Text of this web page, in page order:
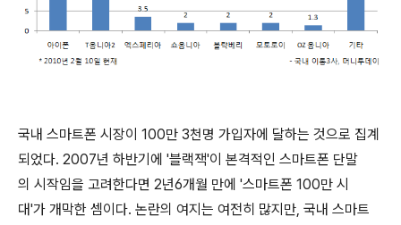
국내 스마트폰 시장이 100만 3천명 가입자에 달하는 것으로 집계
되었다. 2007년 하반기에 '블랙잭'이 본격적인 스마트폰 단말
의 시작임을 고려한다면 2년6개월 만에 '스마트폰 100만 시
대'가 개막한 셈이다. 논란의 여지는 여전히 많지만, 국내 스마트